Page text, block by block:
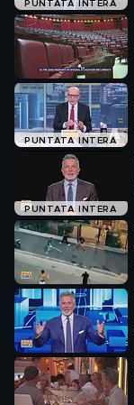
PUNTATA INTERA
PUNTATA INTERA
PUNTATA INTERA